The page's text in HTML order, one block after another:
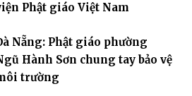
Phật giáo Việt Nam
Nẵng: Phật giáo phường
Hành Sơn chung tay bảo vệ
trường